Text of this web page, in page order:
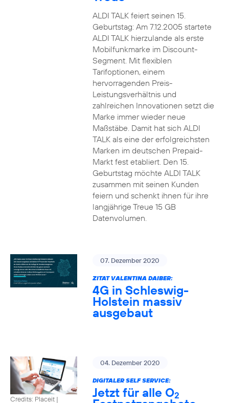
ALDI TALK feiert seinen 15.
Geburtstag: Am 7.12.2005 startete
ALDI TALK hierzulande als erste
Mobilfunkmarke im Discount-
Segment. Mit flexiblen
Tarifoptionen, einem
hervorragenden Preis-
Leistungsverhältnis und
zahlreichen Innovationen setzt die
Marke immer wieder neue
Maßstäbe. Damit hat sich ALDI
TALK als eine der erfolgreichsten
Marken im deutschen Prepaid-
Markt fest etabliert. Den 15.
Geburtstag möchte ALDI TALK
zusammen mit seinen Kunden
feiern und schenkt ihnen für ihre
langjährige Treue 15 GB
Datenvolumen.
07. Dezember 2020
ZITAT VALENTINA DAIBER:
4G in Schleswig-
Holstein massiv
ausgebaut
Credits: Placeit |
04. Dezember 2020
DIGITALER SELF SERVICE:
Jetzt für alle O2